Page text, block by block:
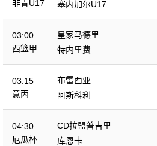
非青U17
塞内加尔U17
03:00
西篮甲
皇家马德里
特内里费
03:15
意丙
布雷西亚
阿斯科利
04:30
厄瓜杯
CD拉盟普吉里
库恩卡